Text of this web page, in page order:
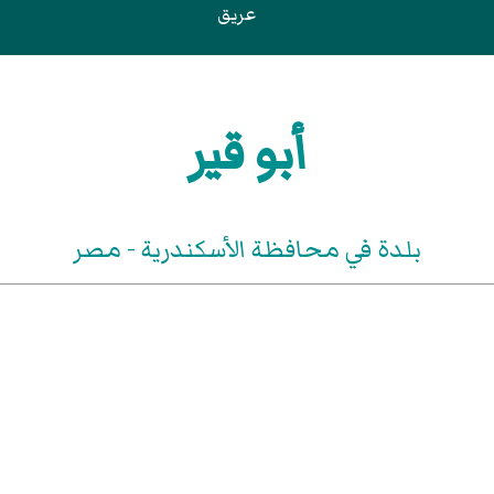
عريق
أبو قير
بلدة في محافظة الأسكندرية - مصر